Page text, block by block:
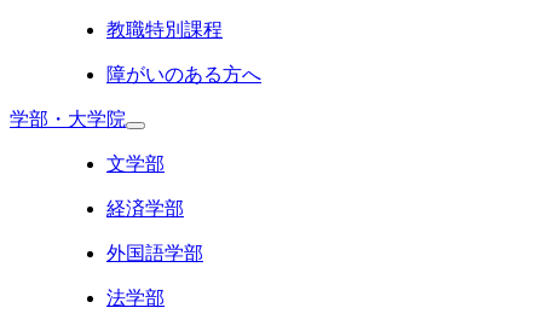
教職特別課程
障がいのある方へ
学部・大学院
文学部
経済学部
外国語学部
法学部